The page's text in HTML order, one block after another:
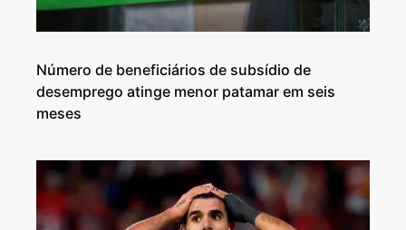
Número de beneficiários de subsídio de
desemprego atinge menor patamar em seis
meses